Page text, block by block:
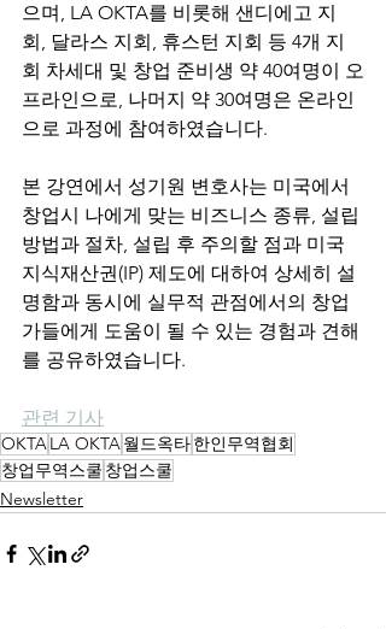
으며, LA OKTA를 비롯해 샌디에고 지
회, 달라스 지회, 휴스턴 지회 등 4개 지
회 차세대 및 창업 준비생 약 40여명이 오
프라인으로, 나머지 약 30여명은 온라인
으로 과정에 참여하였습니다.
본 강연에서 성기원 변호사는 미국에서
창업시 나에게 맞는 비즈니스 종류, 설립
방법과 절차, 설립 후 주의할 점과 미국
지식재산권(IP) 제도에 대하여 상세히 설
명함과 동시에 실무적 관점에서의 창업
가들에게 도움이 될 수 있는 경험과 견해
를 공유하였습니다.
관련 기사
OKTALA OKTA월드옥타한인무역협회
창업무역스쿨 창업스쿨
Newsletter